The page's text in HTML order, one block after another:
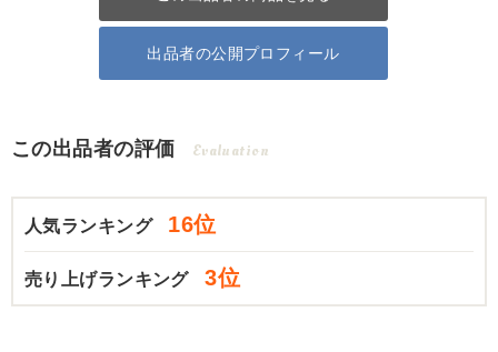
出品者の公開プロフィール
この出品者の評価 Evaluation
人気ランキング 16位
売り上げランキング 3位